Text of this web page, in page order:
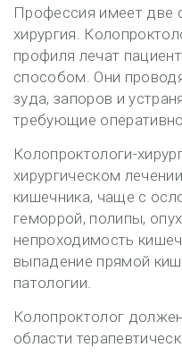
Профессия имеет две
хирургия.
профиля лечат
способом. Они
зуда, запоров и
требующие
Колопроктологи-
хирургическом
кишечника, чаще с
геморрой, полипы,
непроходимость
выпадение прямой
патологии.
Колопроктолог
области